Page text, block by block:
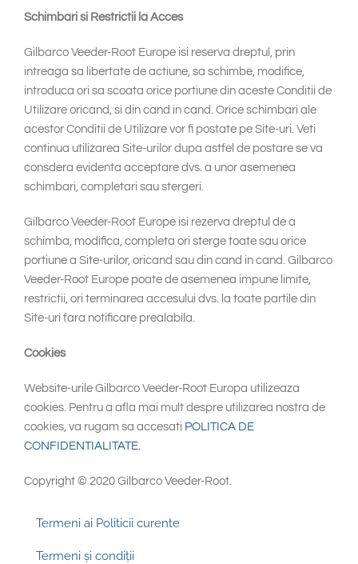
Schimbari si Restrictii la Acces
Gilbarco Veeder-Root Europe isi reserva dreptul, prin
intreaga sa libertate de actiune, sa schimbe, modifice,
introduca ori sa scoata orice portiune din aceste Conditii de
Utilizare oricand, si din cand in cand. Orice schimbari ale
acestor Conditii de Utilizare vor fi postate pe Site-uri. Veti
continua utilizarea Site-urilor dupa astfel de postare se va
consdera evidenta acceptare dvs. a unor asemenea
schimbari, completari sau stergeri.
Gilbarco Veeder-Root Europe isi rezerva dreptul de a
schimba, modifica, completa ori sterge toate sau orice
portiune a Site-urilor, oricand sau din cand in cand. Gilbarco
Veeder-Root Europe poate de asemenea impune limite,
restrictii, ori terminarea accesului dvs. la toate partile din
Site-uri fara notificare prealabila.
Cookies
Website-urile Gilbarco Veeder-Root Europa utilizeaza
cookies. Pentru a afla mai mult despre utilizarea nostra de
cookies, va rugam sa accesati POLITICA DE
CONFIDENTIALITATE.
Copyright © 2020 Gilbarco Veeder-Root.
Footer
Termeni ai Politicii curente
Termeni și condiții